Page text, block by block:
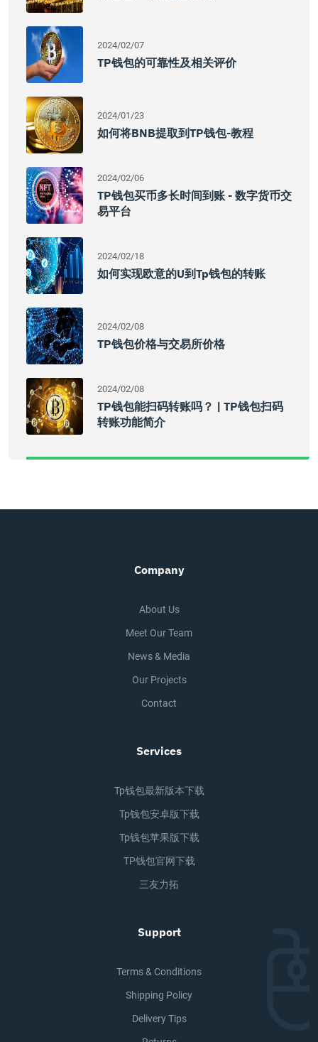
2024/02/07
TP钱包的可靠性及相关评价
2024/01/23
如何将BNB提取到TP钱包-教程
2024/02/06
TP钱包买币多长时间到账 - 数字货币交
易平台
2024/02/18
如何实现欧意的u到tp钱包的转账
2024/02/08
TP钱包价格与交易所价格
2024/02/08
TP钱包能扫码转账吗？ | TP钱包扫码
转账功能简介
Company
About Us
Meet Our Team
News & Media
Our Projects
Contact
Services
Tp钱包最新版本下载
Tp钱包安卓版下载
Tp钱包苹果版下载
TP钱包官网下载
三友力拓
Support
Terms & Conditions
Shipping Policy
Delivery Tips